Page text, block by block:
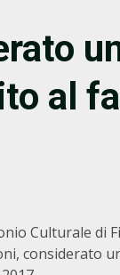
al
Culturale di
considerato